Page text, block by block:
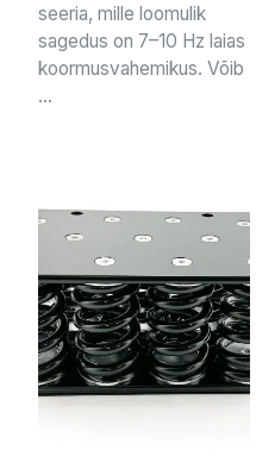
seeria, mille loomulik
sagedus on 7–10 Hz laias
koormusvahemikus. Võib
...